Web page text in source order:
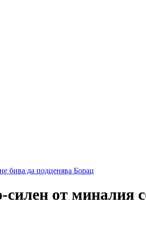
бива да подценява Борац
от миналия